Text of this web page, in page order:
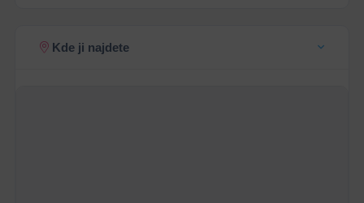
Kde ji najdete